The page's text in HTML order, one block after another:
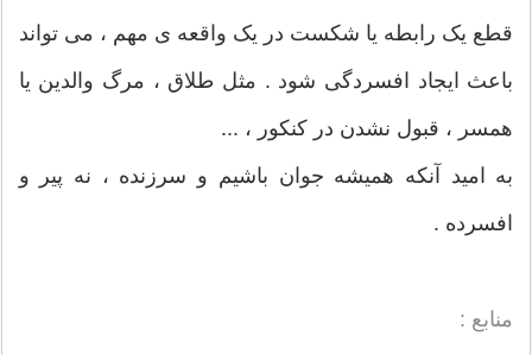
قطع یک رابطه یا شکست در یک واقعه ی مهم ، می تواند
باعث ایجاد افسردگی شود . مثل طلاق ، مرگ والدین یا
همسر ، قبول نشدن در کنکور ، ...
به امید آنکه همیشه جوان باشیم و سرزنده ، نه پیر و
افسرده .
منابع :